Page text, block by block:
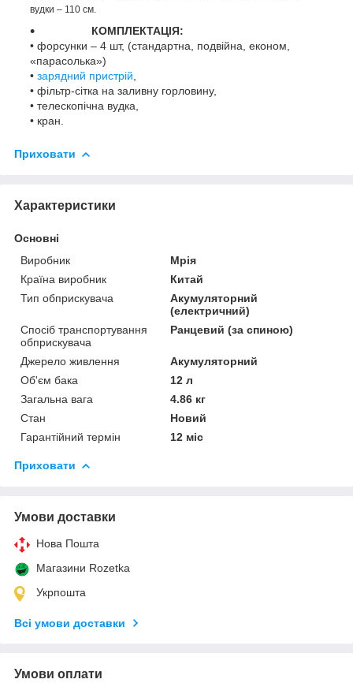
вудки – 110 см.
КОМПЛЕКТАЦІЯ:
• форсунки – 4 шт, (стандартна, подвійна, економ,
«парасолька»)
• зарядний пристрій
• фільтр-сітка на заливну горловину,
• телескопічна вудка,
• кран.
Приховати
Характеристики
Основні
Виробник
Мрія
Країна виробник
Китай
Тип обприскувача
Акумуляторний
(електричний)
Спосіб транспортування
обприскувача
Ранцевий (за спиною)
Джерело живлення
Акумуляторний
Об'єм бака
12 л
Загальна вага
4.86 кг
Стан
Новий
Гарантійний термін
12 міс
Приховати
Умови доставки
Нова Пошта
Магазини Rozetka
Укрпошта
Всі умови доставки
Умови оплати